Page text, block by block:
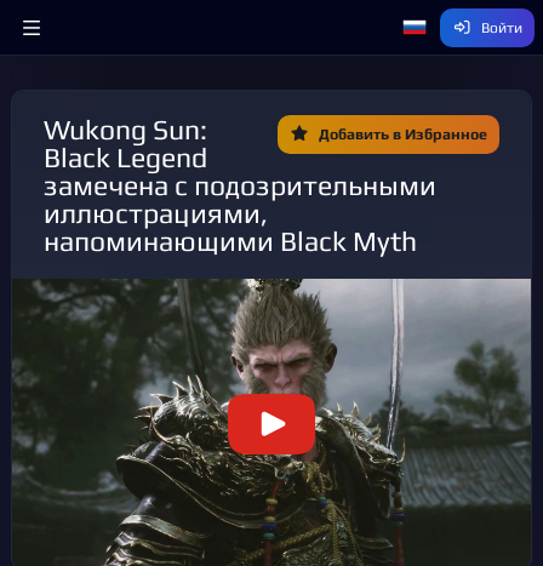
Войти
Добавить в Избранное
Wukong Sun:
Black Legend
замечена с подозрительными
иллюстрациями,
напоминающими Black Myth